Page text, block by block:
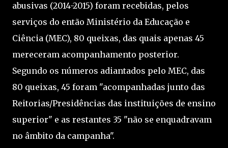
abusivas (2014-2015) foram recebidas, pelos
serviços do então Ministério da Educação e
Ciência (MEC), 80 queixas, das quais apenas 45
mereceram acompanhamento posterior.
Segundo os números adiantados pelo MEC, das
80 queixas, 45 foram "acompanhadas junto das
Reitorias/Presidências das instituições de ensino
superior" e as restantes 35 "não se enquadravam
no âmbito da campanha".